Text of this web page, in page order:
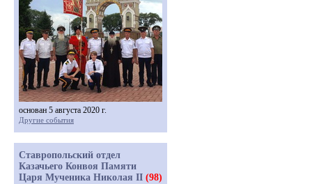
основан 5 августа 2020 г.
Другие события
Ставропольский отдел
Казачьего Конвоя Памяти
Царя Мученика Николая II (98)